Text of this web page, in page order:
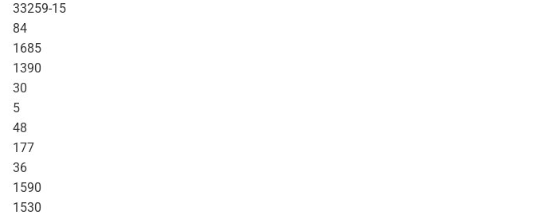
33259-15
84
1685
1390
30
5
48
177
36
1590
1530